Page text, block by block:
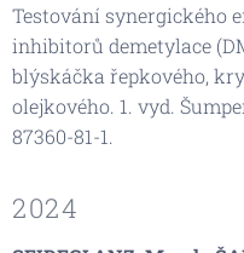
Testování synergického
inhibitorů demetylace
blýskáčka řepkového,
olejkového. 1. vyd.
87360-81-1.
2024